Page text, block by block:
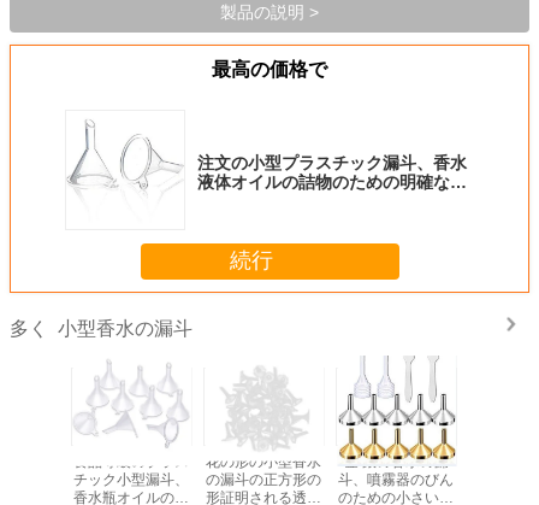
製品の説明 >
最高の価格で
注文の小型プラスチック漏斗、香水
液体オイルの詰物のための明確なプ
続行
多く 小型香水の漏斗
食品等級のプラス
チック小型漏斗、
香水瓶オイルの詰
花の形の小型香水
の漏斗の正方形の
形証明される透明
金/銀の香水の漏
斗、噴霧器のびん
のための小さいア